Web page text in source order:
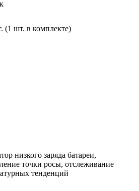
(1 шт. в комплекте)
низкого заряда батареи,
точки росы, отслеживание
тенденций